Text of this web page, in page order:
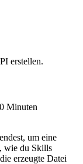
erstellen.
Minuten
um eine
wie du Skills
erzeugte Datei